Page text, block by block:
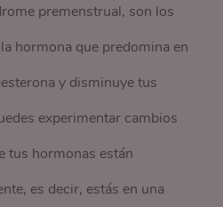
premenstrual, son los
hormona que predomina en
y disminuye tus
experimentar cambios
tus hormonas están
es decir, estás en una